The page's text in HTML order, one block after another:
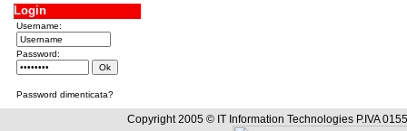
Login
Username:
Password:
Password dimenticata?
Copyright 2005 © IT Information Technologies P.IVA